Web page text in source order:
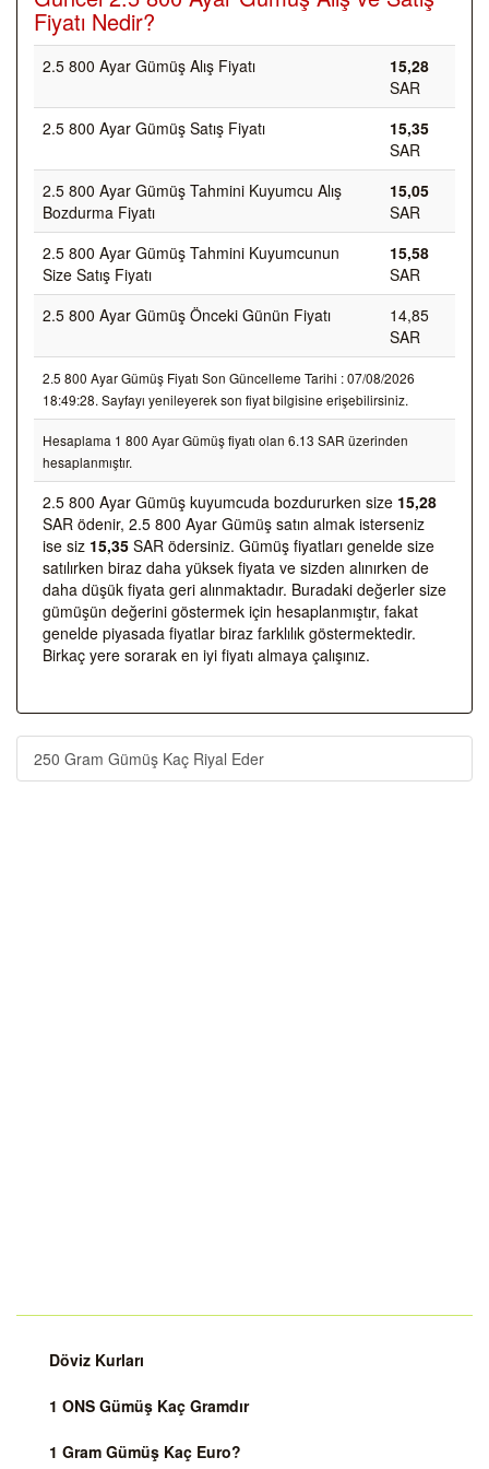
Fiyatı Nedir?
2.5 800 Ayar Gümüş Alış Fiyatı
15,28
SAR
2.5 800 Ayar Gümüş Satış Fiyatı
15,35
SAR
2.5 800 Ayar Gümüş Tahmini Kuyumcu Alış
Bozdurma Fiyatı
15,05
SAR
2.5 800 Ayar Gümüş Tahmini Kuyumcunun
Size Satış Fiyatı
15,58
SAR
2.5 800 Ayar Gümüş Önceki Günün Fiyatı
14,85
SAR
2.5 800 Ayar Gümüş Fiyatı Son Güncelleme Tarihi : 07/08/2026
18:49:28. Sayfayı yenileyerek son fiyat bilgisine erişebilirsiniz.
Hesaplama 1 800 Ayar Gümüş fiyatı olan 6.13 SAR üzerinden
hesaplanmıştır.
2.5 800 Ayar Gümüş kuyumcuda bozdururken size 15,28
SAR ödenir, 2.5 800 Ayar Gümüş satın almak isterseniz
ise siz 15,35 SAR ödersiniz. Gümüş fiyatları genelde size
satılırken biraz daha yüksek fiyata ve sizden alınırken de
daha düşük fiyata geri alınmaktadır. Buradaki değerler size
gümüşün değerini göstermek için hesaplanmıştır, fakat
genelde piyasada fiyatlar biraz farklılık göstermektedir.
Birkaç yere sorarak en iyi fiyatı almaya çalışınız.
250 Gram Gümüş Kaç Riyal Eder
Döviz Kurları
1 ONS Gümüş Kaç Gramdır
1 Gram Gümüş Kaç Euro?